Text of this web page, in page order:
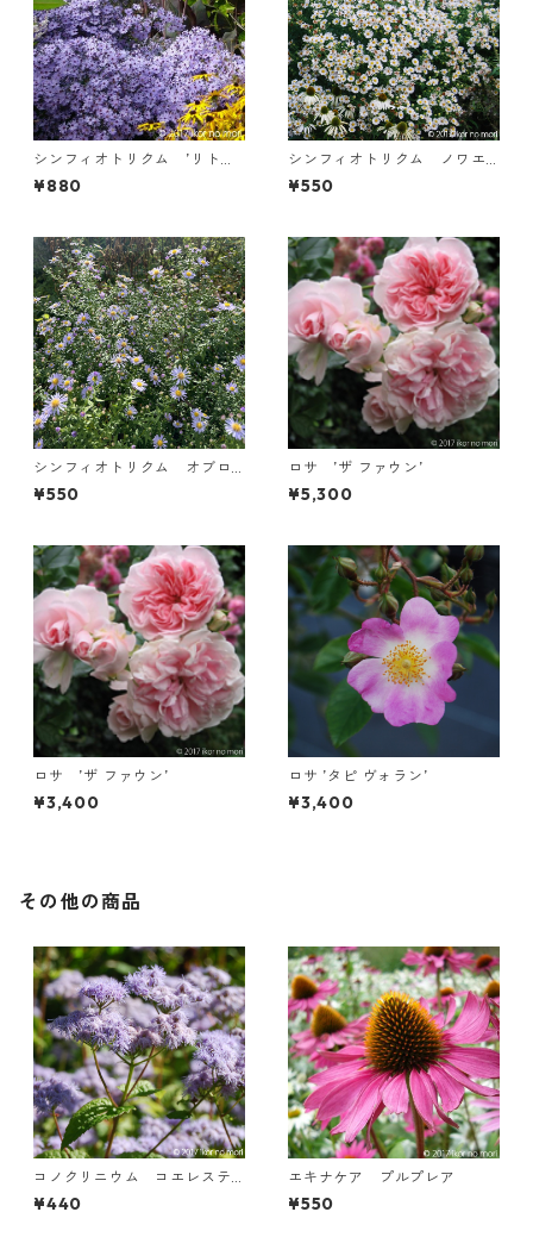
シンフィオトリクム ’リト
ル・カーロウ’
¥880
シンフィオトリクム ノワエ-
アングリアエ ’ヘルブストシ
ュネー’
¥550
シンフィオトリクム オブロ
ンギフォリウム
¥550
ロサ ’ザ ファウン’
¥5,300
ロサ ’ザ ファウン’
¥3,400
ロサ ’タピ ヴォラン’
¥3,400
その他の商品
コノクリニウム コエレステ
ィヌム
¥440
エキナケア プルプレア
¥550